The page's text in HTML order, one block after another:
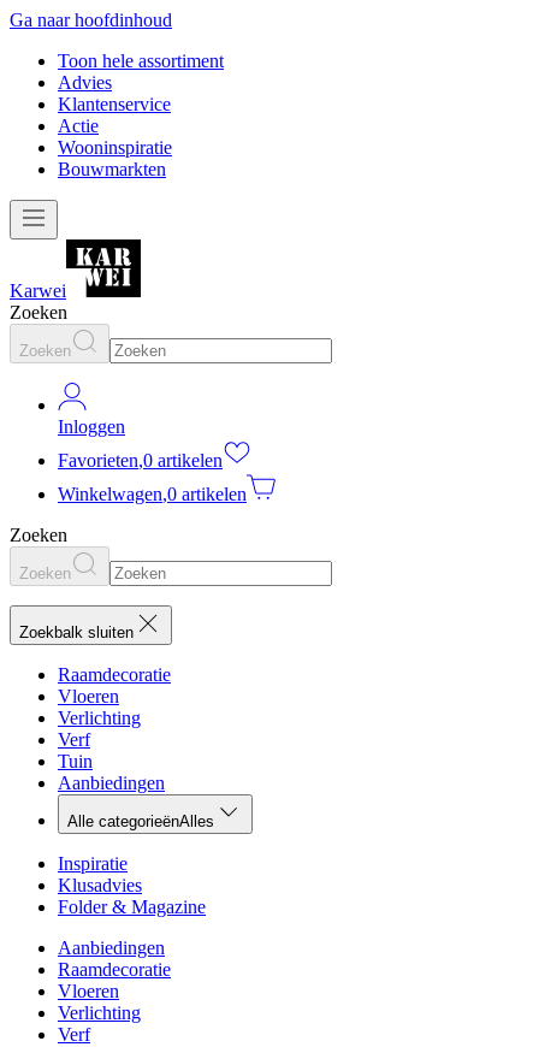
Ga naar hoofdinhoud
Toon hele assortiment
Advies
Klantenservice
Actie
Wooninspiratie
Bouwmarkten
Karwei
Zoeken
Zoeken
Inloggen
Favorieten,0 artikelen
Winkelwagen,0 artikelen
Zoeken
Zoeken
Zoekbalk sluiten
Raamdecoratie
Vloeren
Verlichting
Verf
Tuin
Aanbiedingen
Alle categorieënAlles
Inspiratie
Klusadvies
Folder & Magazine
Aanbiedingen
Raamdecoratie
Vloeren
Verlichting
Verf